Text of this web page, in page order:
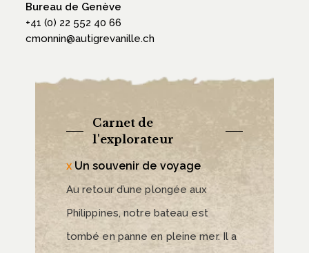
Bureau de Genève
+41 (0) 22 552 40 66
cmonnin@autigrevanille.ch
Carnet de
l'explorateur
Un souvenir de voyage
Au retour d’une plongée aux
Philippines, notre bateau est
tombé en panne en pleine mer. Il a